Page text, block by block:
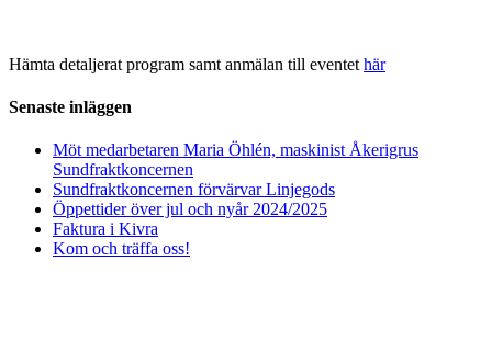
Hämta detaljerat program samt anmälan till eventet här
Senaste inläggen
Möt medarbetaren Maria Öhlén, maskinist Åkerigrus
Sundfraktkoncernen
Sundfraktkoncernen förvärvar Linjegods
Öppettider över jul och nyår 2024/2025
Faktura i Kivra
Kom och träffa oss!